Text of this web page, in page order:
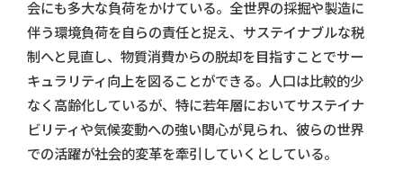
会にも多大な負荷をかけている。全世界の採掘や製造に
伴う環境負荷を自らの責任と捉え、サステイナブルな税
制へと見直し、物質消費からの脱却を目指すことでサー
キュラリティ向上を図ることができる。人口は比較的少
なく高齢化しているが、特に若年層においてサステイナ
ビリティや気候変動への強い関心が見られ、彼らの世界
での活躍が社会的変革を牽引していくとしている。